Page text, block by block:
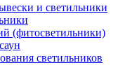
и светильники
(фитосветильники)
светильников